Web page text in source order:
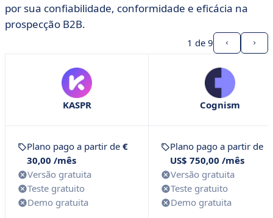
por sua confiabilidade, conformidade e eficácia na
prospecção B2B.
1 de 9
KASPR Cognism
Plano pago a partir de €
30,00 /mês
Versão gratuita
Teste gratuito
Demo gratuita
Plano pago a partir de
US$ 750,00 /mês
Versão gratuita
Teste gratuito
Demo gratuita